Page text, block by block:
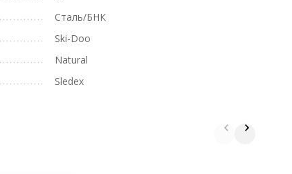
Сталь/БНК
Ski-Doo
Natural
Sledex